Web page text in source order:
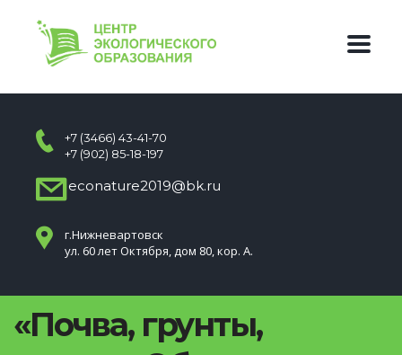
+7 (3466) 43-41-70
+7 (902) 85-18-197
econature2019@bk.ru
г.Нижневартовск
ул. 60 лет Октября, дом 80, кор. А.
«Почва, грунты,